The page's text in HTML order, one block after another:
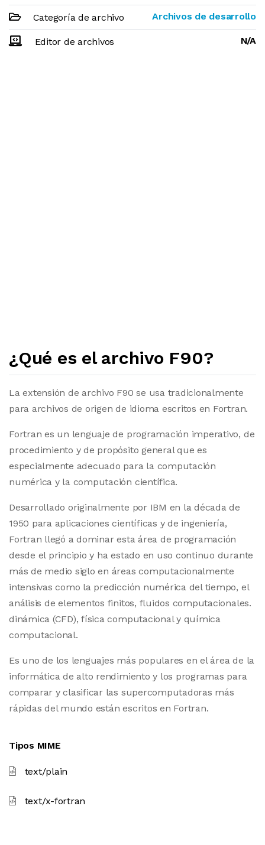
Categoría de archivo Archivos de desarrollo
Editor de archivos N/A
¿Qué es el archivo F90?
La extensión de archivo F90 se usa tradicionalmente
para archivos de origen de idioma escritos en Fortran.
Fortran es un lenguaje de programación imperativo, de
procedimiento y de propósito general que es
especialmente adecuado para la computación
numérica y la computación científica.
Desarrollado originalmente por IBM en la década de
1950 para aplicaciones científicas y de ingeniería,
Fortran llegó a dominar esta área de programación
desde el principio y ha estado en uso continuo durante
más de medio siglo en áreas computacionalmente
intensivas como la predicción numérica del tiempo, el
análisis de elementos finitos, fluidos computacionales.
dinámica (CFD), física computacional y química
computacional.
Es uno de los lenguajes más populares en el área de la
informática de alto rendimiento y los programas para
comparar y clasificar las supercomputadoras más
rápidas del mundo están escritos en Fortran.
Tipos MIME
text/plain
text/x-fortran